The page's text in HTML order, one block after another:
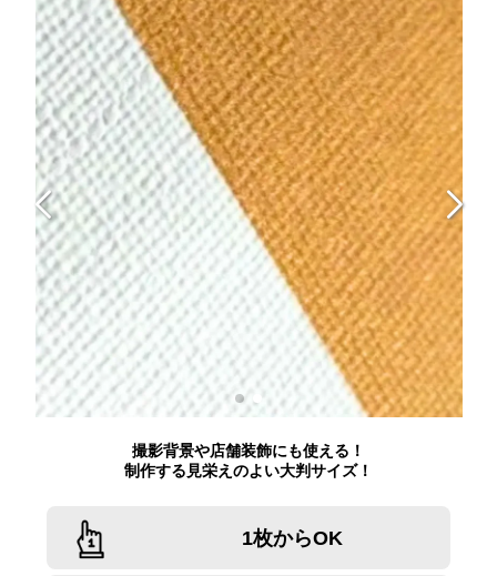
撮影背景や店舗装飾にも使える！
制作する見栄えのよい大判サイズ！
1枚からOK